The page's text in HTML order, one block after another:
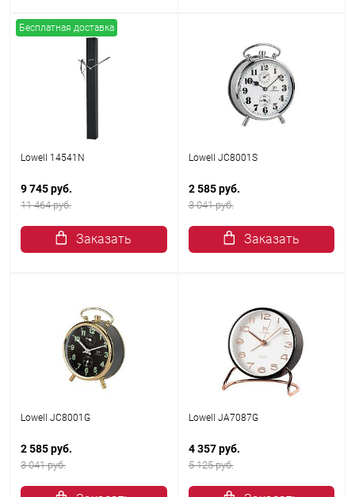
Бесплатная доставка
Lowell 14541N
9 745 руб.
11 464 руб.
Заказать
Lowell JC8001S
2 585 руб.
3 041 руб.
Заказать
Lowell JC8001G
2 585 руб.
3 041 руб.
Lowell JA7087G
4 357 руб.
5 125 руб.